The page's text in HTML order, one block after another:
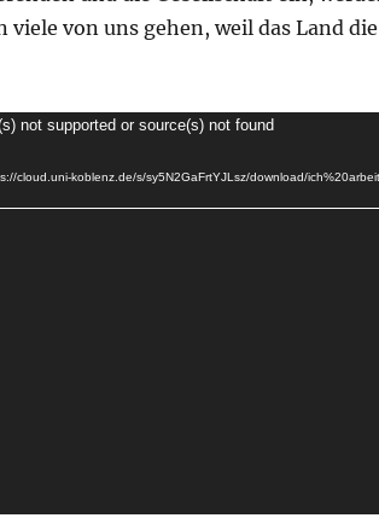
viele von uns gehen, weil das Land
not supported or source(s) not found
cloud.uni-koblenz.de/s/sy5N2GaFrtYJLsz/download/